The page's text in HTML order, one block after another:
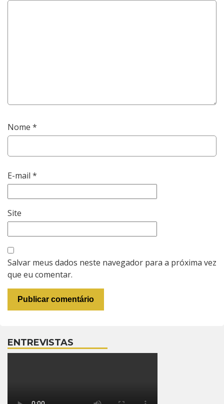
Nome *
E-mail *
Site
Salvar meus dados neste navegador para a próxima vez
que eu comentar.
ENTREVISTAS